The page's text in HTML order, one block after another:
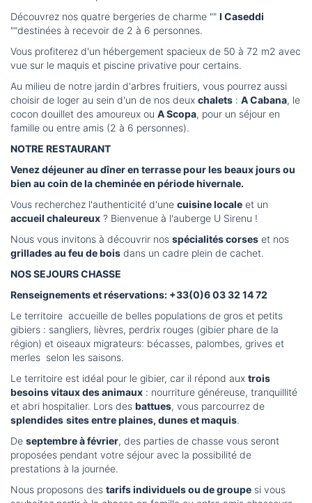
Découvrez nos quatre bergeries de charme "" I Caseddi
""destinées à recevoir de 2 à 6 personnes.
Vous profiterez d'un hébergement spacieux de 50 à 72 m2 avec
vue sur le maquis et piscine privative pour certains.
Au milieu de notre jardin d'arbres fruitiers, vous pourrez aussi
choisir de loger au sein d'un de nos deux chalets : A Cabana, le
cocon douillet des amoureux ou A Scopa, pour un séjour en
famille ou entre amis (2 à 6 personnes).
NOTRE RESTAURANT
Venez déjeuner au dîner en terrasse pour les beaux jours ou
bien au coin de la cheminée en période hivernale.
Vous recherchez l'authenticité d'une cuisine locale et un
accueil chaleureux ? Bienvenue à l'auberge U Sirenu !
Nous vous invitons à découvrir nos spécialités corses et nos
grillades au feu de bois dans un cadre plein de cachet.
NOS SEJOURS CHASSE
Renseignements et réservations: +33(0)6 03 32 14 72
Le territoire accueille de belles populations de gros et petits
gibiers : sangliers, lièvres, perdrix rouges (gibier phare de la
région) et oiseaux migrateurs: bécasses, palombes, grives et
merles selon les saisons.
Le territoire est idéal pour le gibier, car il répond aux trois
besoins vitaux des animaux : nourriture généreuse, tranquillité
et abri hospitalier. Lors des battues, vous parcourrez de
splendides sites entre plaines, dunes et maquis.
De septembre à février, des parties de chasse vous seront
proposées pendant votre séjour avec la possibilité de
prestations à la journée.
Nous proposons des tarifs individuels ou de groupe si vous